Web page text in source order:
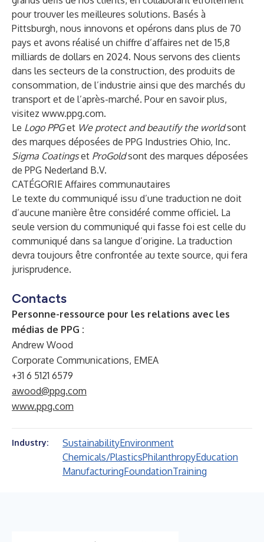
pour trouver les meilleures solutions. Basés à
Pittsburgh, nous innovons et opérons dans plus de 70
pays et avons réalisé un chiffre d’affaires net de 15,8
milliards de dollars en 2024. Nous servons des clients
dans les secteurs de la construction, des produits de
consommation, de l’industrie ainsi que des marchés du
transport et de l’après-marché. Pour en savoir plus,
visitez www.ppg.com.
Le Logo PPGet We protect and beautify the worldsont
des marques déposées de PPG Industries Ohio, Inc.
Sigma Coatingset ProGoldsont des marques déposées
de PPG Nederland B.V.
CATÉGORIE Affaires communautaires
Le texte du communiqué issu d’une traduction ne doit
d’aucune manière être considéré comme officiel. La
seule version du communiqué qui fasse foi est celle du
communiqué dans sa langue d’origine. La traduction
devra toujours être confrontée au texte source, qui fera
jurisprudence.
Contacts
Personne-ressource pour les relations avec les
médias de PPG :
Andrew Wood
Corporate Communications, EMEA
+31 6 5121 6579
awood@ppg.com
www.ppg.com
Industry: SustainabilityEnvironment
Chemicals/PlasticsPhilanthropyEducation
ManufacturingFoundationTraining